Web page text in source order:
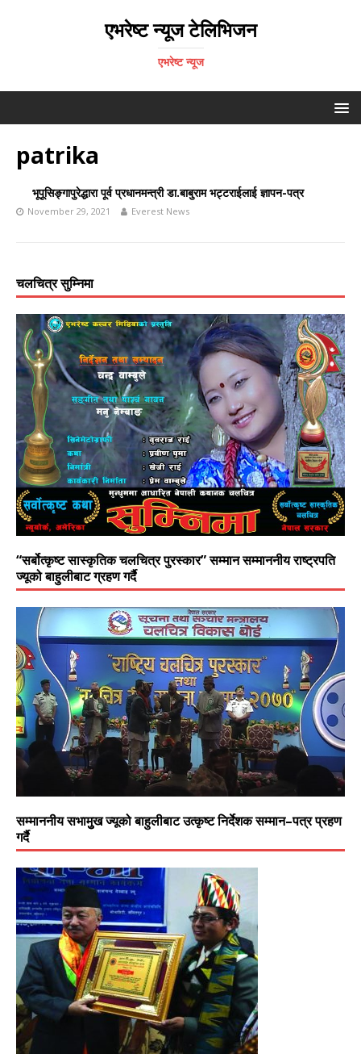
एभरेष्ट न्यूज टेलिभिजन
एभरेष्ट न्यूज
patrika
भूपूसिङ्गापुरेद्धारा पूर्व प्रधानमन्त्री डा.बाबुराम भट्टराईलाई ज्ञापन-पत्र
November 29, 2021 Everest News
चलचित्र सुम्निमा
“सर्बोत्कृष्ट सास्कृतिक चलचित्र पुरस्कार” सम्मान सम्माननीय राष्ट्रपति
ज्यूको बाहुलीबाट ग्रहण गर्दै
सम्माननीय सभामुुख ज्यूको बाहुलीबाट उत्कृष्ट निर्देशक सम्मान–पत्र प्रहण
गर्दै